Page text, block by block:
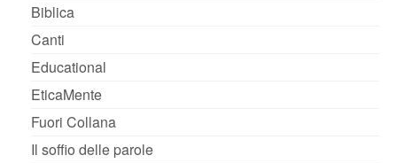
Biblica
Canti
Educational
EticaMente
Fuori Collana
Il soffio delle parole